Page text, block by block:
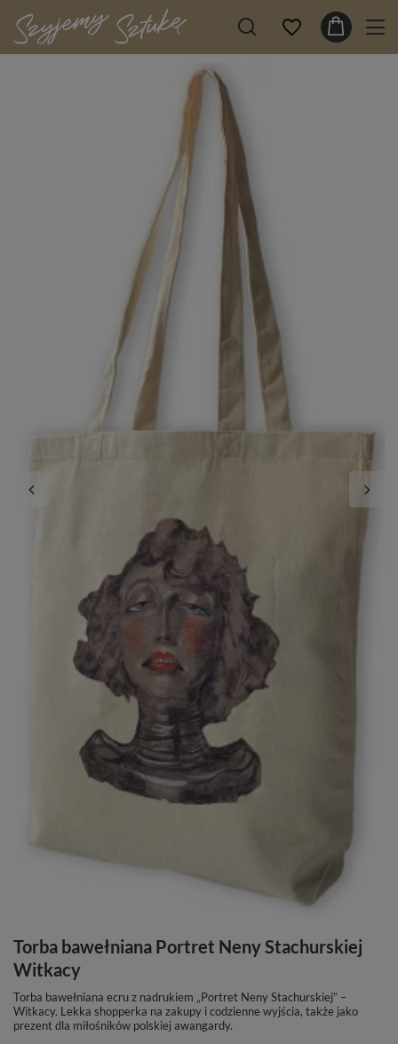
Torba bawełniana Portret Neny Stachurskiej
Witkacy
Torba bawełniana ecru z nadrukiem „Portret Neny Stachurskiej” –
Witkacy. Lekka shopperka na zakupy i codzienne wyjścia, także jako
prezent dla miłośników polskiej awangardy.